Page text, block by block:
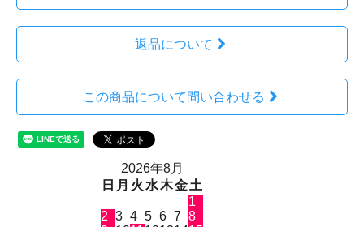
返品について
この商品について問い合わせる
2026年8月
日 月 火 水木金土
1
2 3 4 5 6 7 8